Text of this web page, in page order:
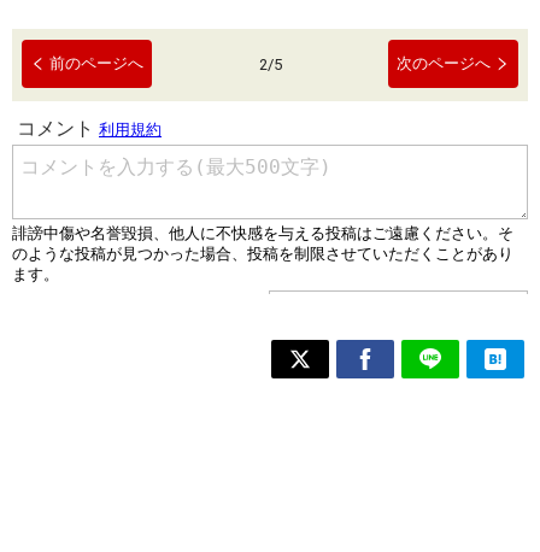
前のページへ 2/5 次のページへ